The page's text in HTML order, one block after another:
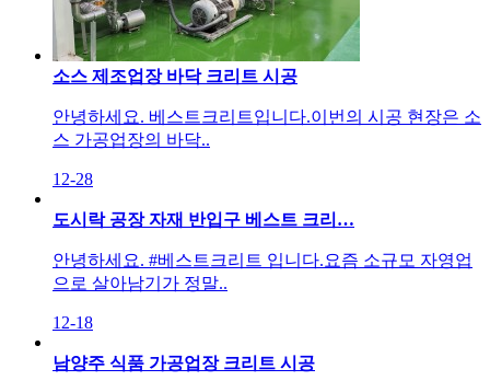
소스 제조업장 바닥 크리트 시공
안녕하세요. 베스트크리트입니다.​이번의 시공 현장은 소
스 가공업장의 바닥..
12-28
도시락 공장 자재 반입구 베스트 크리…
안녕하세요. #베스트크리트 입니다.요즘 소규모 자영업
으로 살아남기가 정말..
12-18
남양주 식품 가공업장 크리트 시공